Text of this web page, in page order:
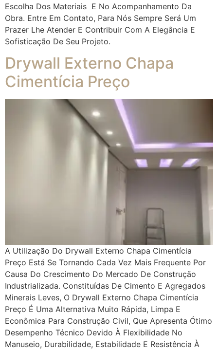
Escolha Dos Materiais E No Acompanhamento Da
Obra. Entre Em Contato, Para Nós Sempre Será Um
Prazer Lhe Atender E Contribuir Com A Elegância E
Sofisticação De Seu Projeto.
Drywall Externo Chapa
Cimentícia Preço
A Utilização Do Drywall Externo Chapa Cimentícia
Preço Está Se Tornando Cada Vez Mais Frequente Por
Causa Do Crescimento Do Mercado De Construção
Industrializada. Constituídas De Cimento E Agregados
Minerais Leves, O Drywall Externo Chapa Cimentícia
Preço É Uma Alternativa Muito Rápida, Limpa E
Econômica Para Construção Civil, Que Apresenta Ótimo
Desempenho Técnico Devido À Flexibilidade No
Manuseio, Durabilidade, Estabilidade E Resistência À